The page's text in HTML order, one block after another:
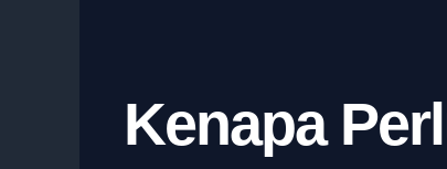
Kenapa